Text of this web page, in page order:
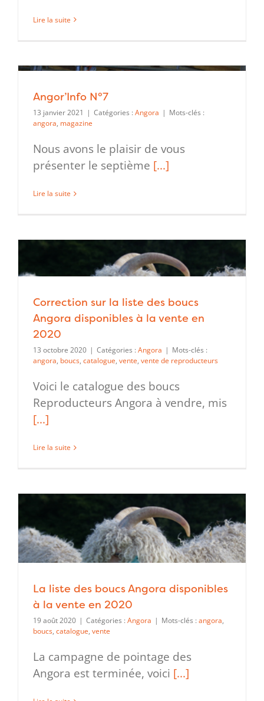
Lire la suite
Angor’Info N°7
13 janvier 2021 | Catégories : Angora | Mots-clés :
angora, magazine
Nous avons le plaisir de vous
présenter le septième [...]
Lire la suite
Correction sur la liste des boucs
Angora disponibles à la vente en
2020
13 octobre 2020 | Catégories : Angora | Mots-clés :
angora, boucs, catalogue, vente, vente de reproducteurs
Voici le catalogue des boucs
Reproducteurs Angora à vendre, mis
[...]
Lire la suite
La liste des boucs Angora disponibles
à la vente en 2020
19 août 2020 | Catégories : Angora | Mots-clés : angora,
boucs, catalogue, vente
La campagne de pointage des
Angora est terminée, voici [...]